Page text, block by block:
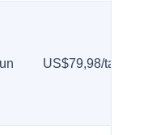
US$79,98/tahun